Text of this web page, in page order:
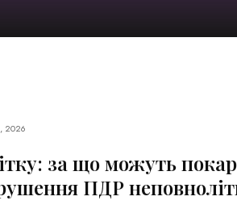
2026
за що можуть
ПДР